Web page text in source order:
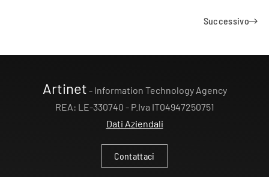
Successivo
Artinet - Information Technology Agency
REA: LE-330740 - P.Iva IT04947250751
Dati Aziendali
Contattaci